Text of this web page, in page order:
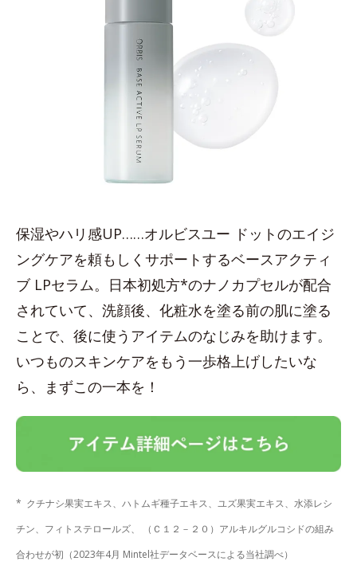
保湿やハリ感UP……オルビスユー ドットのエイジ
ングケアを頼もしくサポートするベースアクティ
ブ LPセラム。日本初処方*のナノカプセルが配合
されていて、洗顔後、化粧水を塗る前の肌に塗る
ことで、後に使うアイテムのなじみを助けます。
いつものスキンケアをもう一歩格上げしたいな
ら、まずこの一本を！
* クチナシ果実エキス、ハトムギ種子エキス、ユズ果実エキス、水添レシ
チン、フィトステロールズ、 （Ｃ１２－２０）アルキルグルコシドの組み
合わせが初（2023年4月 Mintel社データベースによる当社調べ）